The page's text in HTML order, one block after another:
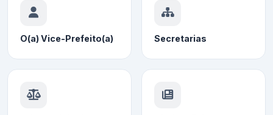
O(a) Vice-Prefeito(a) Secretarias